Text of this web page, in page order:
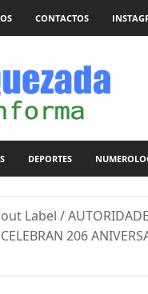
CONTACTOS
DEPORTES
Label /
206